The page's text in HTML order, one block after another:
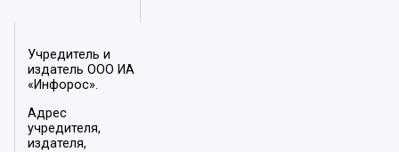
Учредитель и
издатель ООО ИА
«Инфорос».
Адрес
учредителя,
издателя,